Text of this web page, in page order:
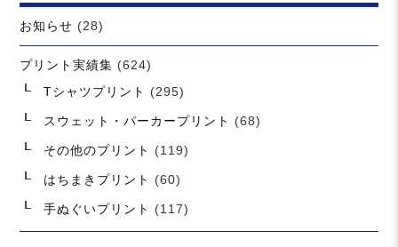
お知らせ (28)
プリント実績集 (624)
Tシャツプリント
(295)
スウェット・パーカープリント (68)
その他のプリント (119)
はちまきプリント (60)
手ぬぐいプリント (117)